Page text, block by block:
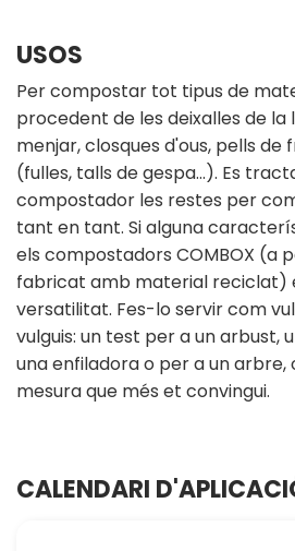
USOS
Per compostar tot tipus de
procedent de les deixalles de la
menjar, closques d'ous, pells
(fulles, talls de gespa...). Es
compostador les restes per
tant en tant. Si alguna
els compostadors COMBOX (a
fabricat amb material reciclat)
versatilitat. Fes-lo servir com
vulguis: un test per a un arbust,
una enfiladora o per a un arbre,
mesura que més et convingui.
CALENDARI